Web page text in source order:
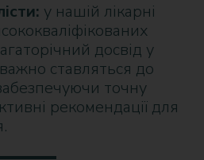
у нашій лікарні
досвід у
ставляться до
точну
рекомендації для